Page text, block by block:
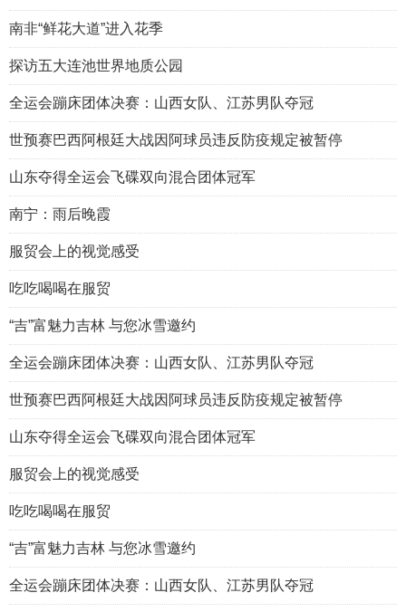
南非“鲜花大道”进入花季
探访五大连池世界地质公园
全运会蹦床团体决赛：山西女队、江苏男队夺冠
世预赛巴西阿根廷大战因阿球员违反防疫规定被暂停
山东夺得全运会飞碟双向混合团体冠军
南宁：雨后晚霞
服贸会上的视觉感受
吃吃喝喝在服贸
“吉”富魅力吉林 与您冰雪邀约
全运会蹦床团体决赛：山西女队、江苏男队夺冠
世预赛巴西阿根廷大战因阿球员违反防疫规定被暂停
山东夺得全运会飞碟双向混合团体冠军
服贸会上的视觉感受
吃吃喝喝在服贸
“吉”富魅力吉林 与您冰雪邀约
全运会蹦床团体决赛：山西女队、江苏男队夺冠